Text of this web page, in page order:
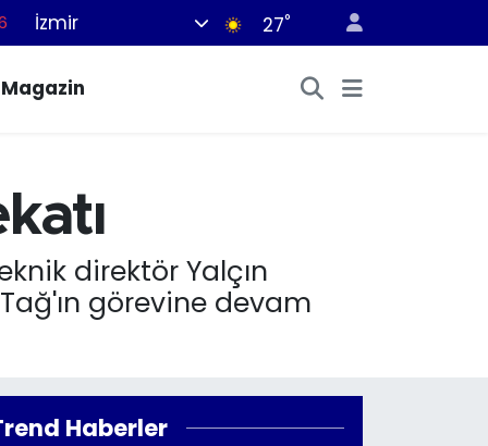
İzmir 27°
Magazin
direktör Yalçın
görevine devam
Haberler